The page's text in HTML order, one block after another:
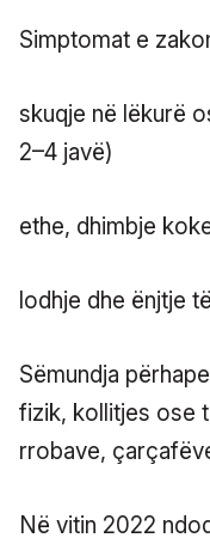
Simptomat e
skuqje në lëkurë
2–4 javë)
ethe, dhimbje
lodhje dhe ënjtje
Sëmundja
fizik, kollitjes ose
rrobave,
Në vitin 2022